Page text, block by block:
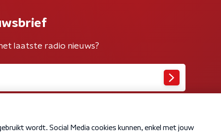
laatste radio nieuws?